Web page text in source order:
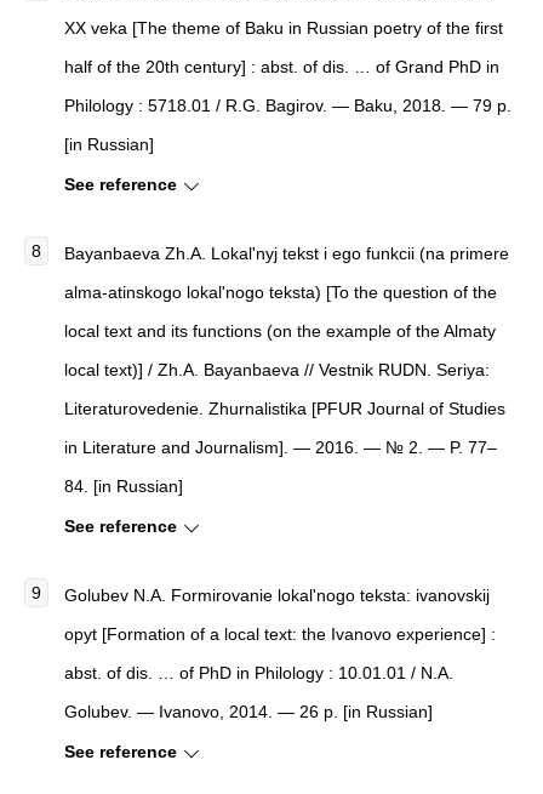
XX veka [The theme of Baku in Russian poetry of the first
half of the 20th century] : abst. of dis. … of Grand PhD in
Philology : 5718.01 / R.G. Bagirov. — Baku, 2018. — 79 p.
[in Russian]
See reference
Bayanbaeva Zh.A. Lokal'nyj tekst i ego funkcii (na primere
alma-atinskogo lokal'nogo teksta) [To the question of the
local text and its functions (on the example of the Almaty
local text)] / Zh.A. Bayanbaeva // Vestnik RUDN. Seriya:
Literaturovedenie. Zhurnalistika [PFUR Journal of Studies
in Literature and Journalism]. — 2016. — № 2. — P. 77–
84. [in Russian]
See reference
Golubev N.A. Formirovanie lokal'nogo teksta: ivanovskij
opyt [Formation of a local text: the Ivanovo experience] :
abst. of dis. … of PhD in Philology : 10.01.01 / N.A.
Golubev. — Ivanovo, 2014. — 26 p. [in Russian]
See reference